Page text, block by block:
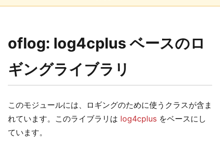
oflog: log4cplus ベースのロ
ギングライブラリ
このモジュールには、ロギングのために使うクラスが含ま
れています。このライブラリは log4cplus をベースにし
ています。